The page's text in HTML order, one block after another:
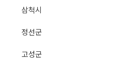
삼척시
정선군
고성군